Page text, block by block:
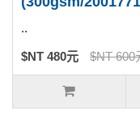
..
$NT 480元 $NT 600